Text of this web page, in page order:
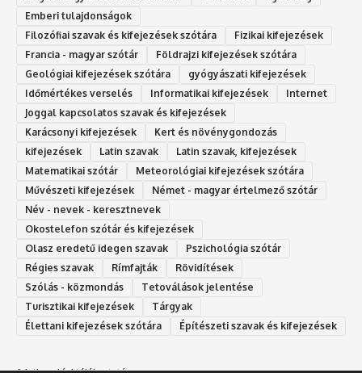
Emberi tulajdonságok
Filozófiai szavak és kifejezések szótára
Fizikai kifejezések
Francia - magyar szótár
Földrajzi kifejezések szótára
Geológiai kifejezések szótára
gyógyászati kifejezések
Időmértékes verselés
Informatikai kifejezések
Internet
Joggal kapcsolatos szavak és kifejezések
Karácsonyi kifejezések
Kert és növénygondozás
kifejezések
Latin szavak
Latin szavak, kifejezések
Matematikai szótár
Meteorológiai kifejezések szótára
Művészeti kifejezések
Német - magyar értelmező szótár
Név - nevek - keresztnevek
Okostelefon szótár és kifejezések
Olasz eredetű idegen szavak
Ps‮gólohciz‬ia s‮átóz‬r
Régies szavak
Rímfajták
Rövidítések
Szólás - közmondás
Tetoválások jelentése
Turisztikai kifejezések
Tárgyak
Élettani kifejezések szótára
Építészeti szavak és kifejezések